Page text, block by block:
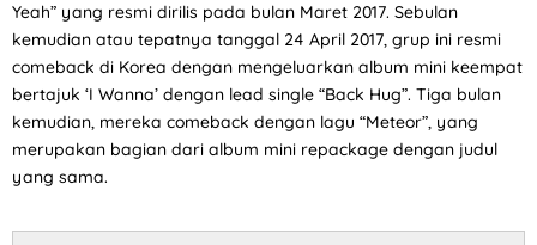
Yeah” yang resmi dirilis pada bulan Maret 2017. Sebulan
kemudian atau tepatnya tanggal 24 April 2017, grup ini resmi
comeback di Korea dengan mengeluarkan album mini keempat
bertajuk ‘I Wanna’ dengan lead single “Back Hug”. Tiga bulan
kemudian, mereka comeback dengan lagu “Meteor”, yang
merupakan bagian dari album mini repackage dengan judul
yang sama.